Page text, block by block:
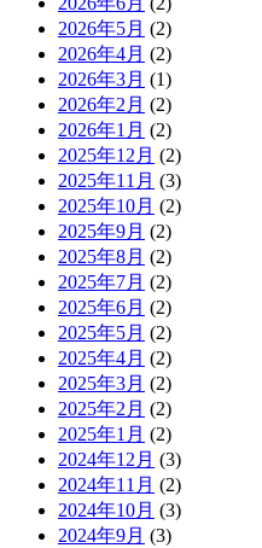
2026年5月 (2)
2026年4月 (2)
2026年3月 (1)
2026年2月 (2)
2026年1月 (2)
2025年12月 (2)
2025年11月 (3)
2025年10月 (2)
2025年9月 (2)
2025年8月 (2)
2025年7月 (2)
2025年6月 (2)
2025年5月 (2)
2025年4月 (2)
2025年3月 (2)
2025年2月 (2)
2025年1月 (2)
2024年12月 (3)
2024年11月 (2)
2024年10月 (3)
2024年9月 (3)